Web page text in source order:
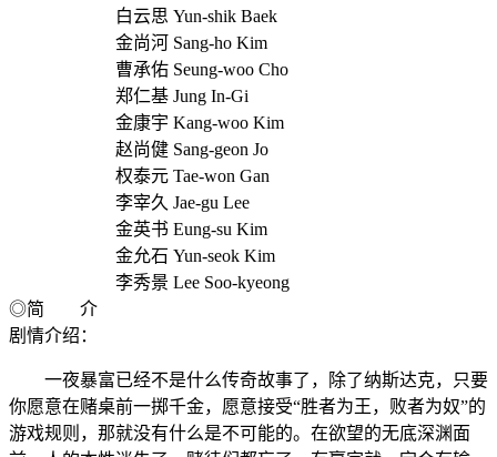
白云思 Yun-shik Baek
金尚河 Sang-ho Kim
曹承佑 Seung-woo Cho
郑仁基 Jung In-Gi
金康宇 Kang-woo Kim
赵尚健 Sang-geon Jo
权泰元 Tae-won Gan
李宰久 Jae-gu Lee
金英书 Eung-su Kim
金允石 Yun-seok Kim
李秀景 Lee Soo-kyeong
◎简 介
剧情介绍：
一夜暴富已经不是什么传奇故事了，除了纳斯达克，只要
你愿意在赌桌前一掷千金，愿意接受“胜者为王，败者为奴”的
游戏规则，那就没有什么是不可能的。在欲望的无底深渊面